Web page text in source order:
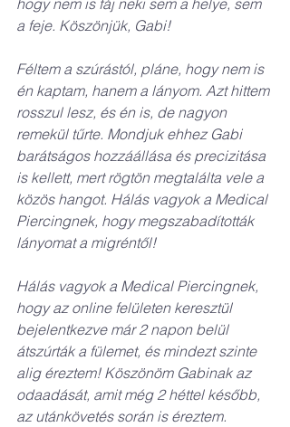
hogy nem is fáj neki sem a helye, sem
a feje. Köszönjük, Gabi!
Féltem a szúrástól, pláne, hogy nem is
én kaptam, hanem a lányom. Azt hittem
rosszul lesz, és én is, de nagyon
remekül tűrte. Mondjuk ehhez Gabi
barátságos hozzáállása és precizitása
is kellett, mert rögtön megtalálta vele a
közös hangot. Hálás vagyok a Medical
Piercingnek, hogy megszabadították
lányomat a migréntől!
Hálás vagyok a Medical Piercingnek,
hogy az online felületen keresztül
bejelentkezve már 2 napon belül
átszúrták a fülemet, és mindezt szinte
alig éreztem! Köszönöm Gabinak az
odaadását, amit még 2 héttel később,
az utánkövetés során is éreztem.